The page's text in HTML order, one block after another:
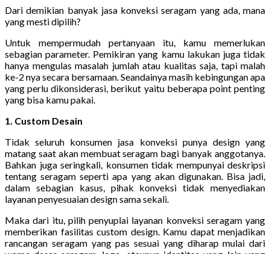
Dari demikian banyak jasa konveksi seragam yang ada, mana
yang mesti dipilih?
Untuk mempermudah pertanyaan itu, kamu memerlukan
sebagian parameter. Pemikiran yang kamu lakukan juga tidak
hanya mengulas masalah jumlah atau kualitas saja, tapi malah
ke-2 nya secara bersamaan. Seandainya masih kebingungan apa
yang perlu dikonsiderasi, berikut yaitu beberapa point penting
yang bisa kamu pakai.
1. Custom Desain
Tidak seluruh konsumen jasa konveksi punya design yang
matang saat akan membuat seragam bagi banyak anggotanya.
Bahkan juga seringkali, konsumen tidak mempunyai deskripsi
tentang seragam seperti apa yang akan digunakan. Bisa jadi,
dalam sebagian kasus, pihak konveksi tidak menyediakan
layanan penyesuaian design sama sekali.
Maka dari itu, pilih penyuplai layanan konveksi seragam yang
memberikan fasilitas custom design. Kamu dapat menjadikan
rancangan seragam yang pas sesuai yang diharap mulai dari